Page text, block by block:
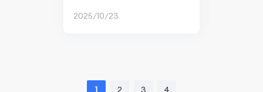
2025/10/23
1 2 3 4